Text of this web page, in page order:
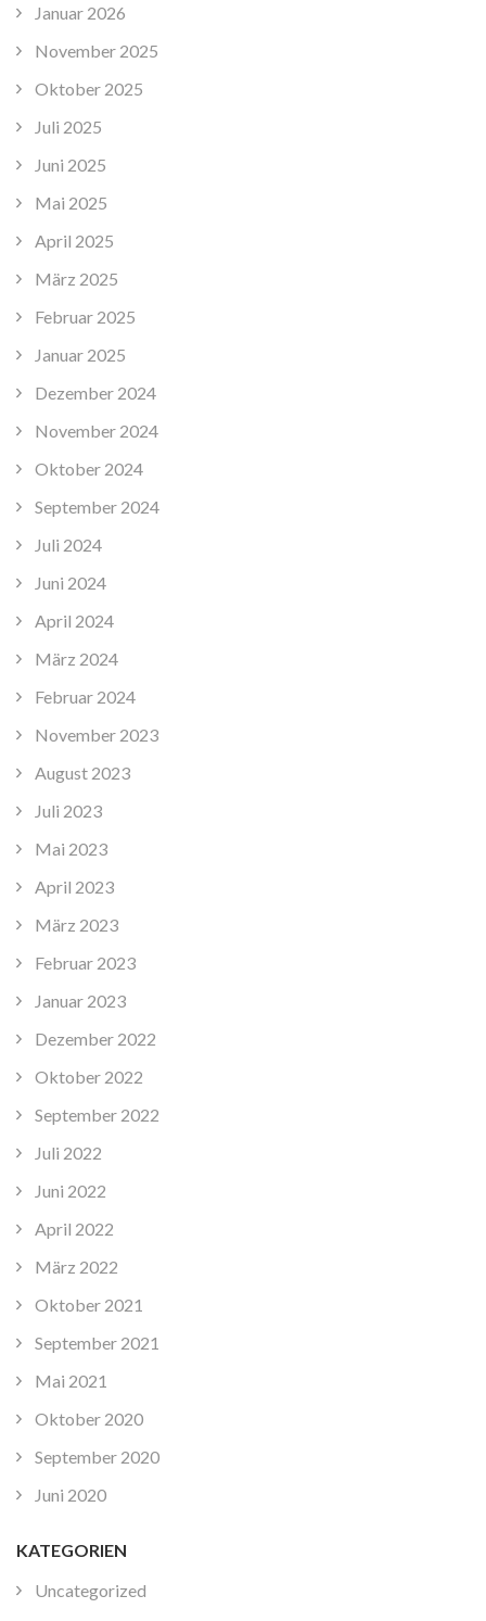
Januar 2026
November 2025
Oktober 2025
Juli 2025
Juni 2025
Mai 2025
April 2025
März 2025
Februar 2025
Januar 2025
Dezember 2024
November 2024
Oktober 2024
September 2024
Juli 2024
Juni 2024
April 2024
März 2024
Februar 2024
November 2023
August 2023
Juli 2023
Mai 2023
April 2023
März 2023
Februar 2023
Januar 2023
Dezember 2022
Oktober 2022
September 2022
Juli 2022
Juni 2022
April 2022
März 2022
Oktober 2021
September 2021
Mai 2021
Oktober 2020
September 2020
Juni 2020
KATEGORIEN
Uncategorized